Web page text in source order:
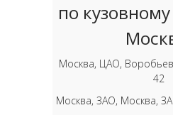
по
Москва, ЦАО,
42
Москва, ЗАО, Москва,